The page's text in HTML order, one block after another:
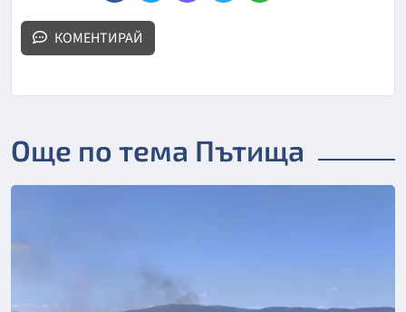
КОМЕНТИРАЙ
Още по тема Пътища